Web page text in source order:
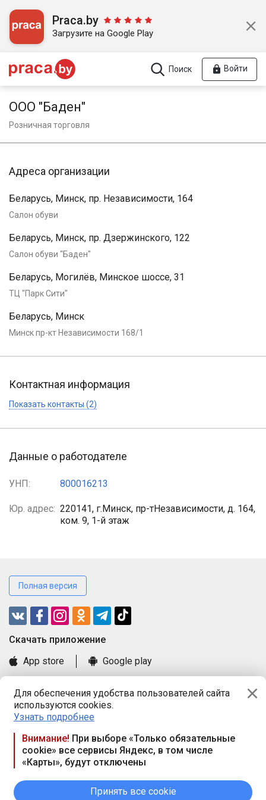
Для обеспечения удобства пользователей сайта
используются cookies.
Узнать подробнее
Внимание! При выборе «Только обязательные
cookie» все сервисы Яндекс, в том числе
«Карты», будут отключены
Принять все cookie
Praca.by
Загрузите на Google Play
Поиск Войти
ООО "Баден"
Розничная торговля
Адреса организации
Беларусь, Минск, пр. Независимости, 164
Салон обуви
Беларусь, Минск, пр. Дзержинского, 122
Салон обуви "Баден"
Беларусь, Могилёв, Минское шоссе, 31
ТЦ "Парк Сити"
Беларусь, Минск
Минск пр-кт Независимости 168/1
Контактная информация
Показать контакты (2)
Данные о работодателе
УНП: 800016213
Юр. адрес: 220141, г.Минск, пр-тНезависимости, д. 164,
ком. 9, 1-й этаж
Полная версия
Cкачать приложение
App store
Google play
Книга замечаний и предложений
Правила и документы
Praca.by © 2000—2026, ООО «ПРАЦА БАЙ»
Республика Беларусь, 220114, г. Минск, пр-т Независимости
117а, пом. № 9.
вых. дн. — сб., вс.
Режим работы сайта — круглосуточно. E-mail ООО «ПРАЦА